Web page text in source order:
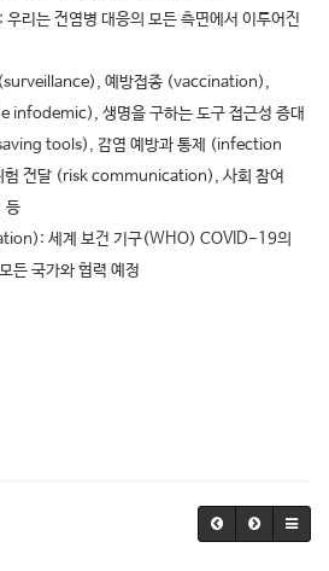
우리는 전염병 대응의 모든 측면에서 이루어진
(surveillance), 예방접종 (vaccination),
infodemic), 생명을 구하는 도구 접근성 증대
tools), 감염 예방과 통제
(infection
험 전달 (risk communication), 사회 참여
등
세계 보건 기구(WHO) COVID-19의
든 국가와 협력 예정